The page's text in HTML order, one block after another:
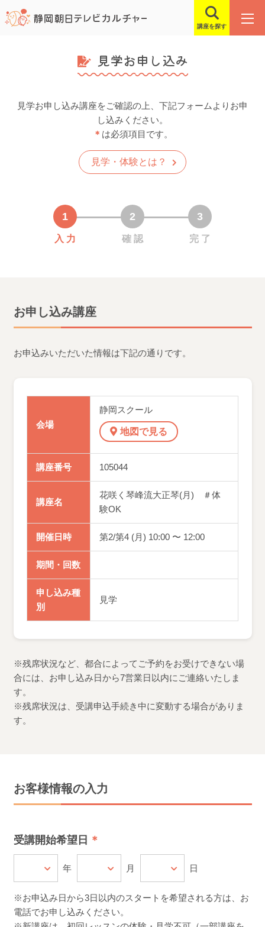
講座を探す
見学お申し込み
見学お申し込み講座をご確認の上、下記フォームよりお申
し込みください。
＊ は必須項目です。
見学・体験とは？
入 力 確 認 完 了
お申し込み講座
お申込みいただいた情報は下記の通りです。
会場
静岡スクール
地図で見る
講座番号 105044
講座名
花咲く琴峰流大正琴(月) ＃体
験OK
開催日時 第2/第4 (月) 10:00 〜 12:00
期間・回数
申し込み種
別
見学
※残席状況など、都合によってご予約をお受けできない場
合には、お申し込み日から7営業日以内にご連絡いたしま
す。
※残席状況は、受講申込手続き中に変動する場合がありま
す。
お客様情報の入力
受講開始希望日
年 月 日
※お申込み日から3日以内のスタートを希望される方は、お
電話でお申し込みください。